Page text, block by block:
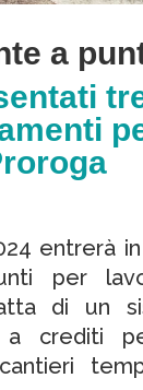
a
entrerà
per
di un
a crediti